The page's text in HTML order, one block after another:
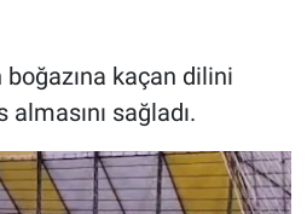
kaçan dilini
sağladı.